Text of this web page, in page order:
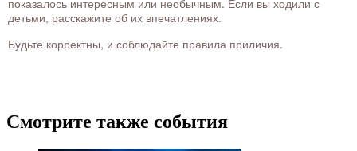
показалось интересным или необычным. Если вы ходили с
детьми, расскажите об их впечатлениях.
Будьте корректны, и соблюдайте правила приличия.
Смотрите также события